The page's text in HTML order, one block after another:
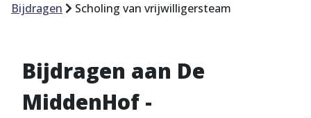
Bijdragen
Scholing van vrijwilligersteam
Bijdragen aan De
MiddenHof -